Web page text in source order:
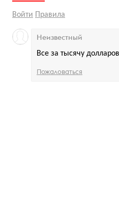
Войти Правила
Все за тысячу долларов
Неизвестный
Пожаловаться